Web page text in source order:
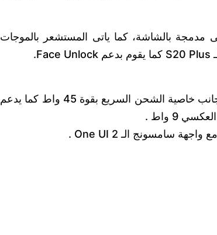
مدمجة بالشاشة، كما ياتى المستشعر بالموجات
• تبلغ سعة البطارية 5000 مللي أمبير، إلى جانب خاصية الشحن السريع بقوة 45 واط كما يدعم